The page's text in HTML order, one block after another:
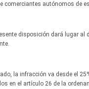
comerciantes autónomos de
disposición dará lugar
la infracción va desde el
en el artículo 26 de la